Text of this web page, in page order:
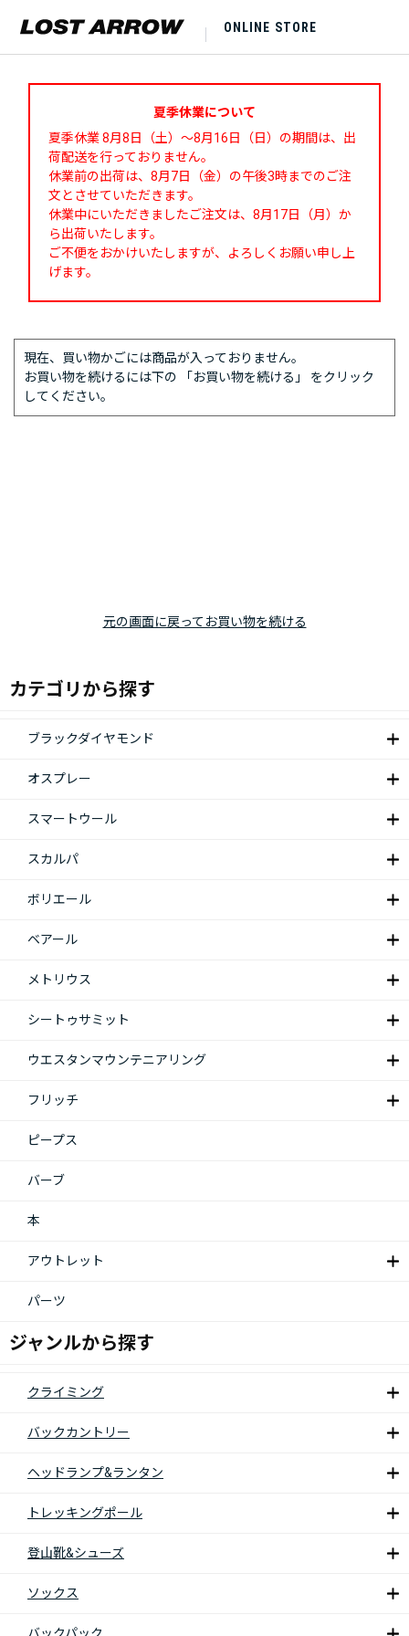
ONLINE STORE
夏季休業について
夏季休業 8月8日（土）～8月16日（日）の期間は、出
荷配送を行っておりません。
休業前の出荷は、8月7日（金）の午後3時までのご注
文とさせていただきます。
休業中にいただきましたご注文は、8月17日（月）か
ら出荷いたします。
ご不便をおかけいたしますが、よろしくお願い申し上
げます。
現在、買い物かごには商品が入っておりません。
お買い物を続けるには下の 「お買い物を続ける」 をクリック
してください。
元の画面に戻ってお買い物を続ける
カテゴリから探す
ブラックダイヤモンド
オスプレー
スマートウール
スカルパ
ボリエール
ベアール
メトリウス
シートゥサミット
ウエスタンマウンテニアリング
フリッチ
ピープス
バーブ
本
アウトレット
パーツ
ジャンルから探す
クライミング
バックカントリー
ヘッドランプ&ランタン
トレッキングポール
登山靴&シューズ
ソックス